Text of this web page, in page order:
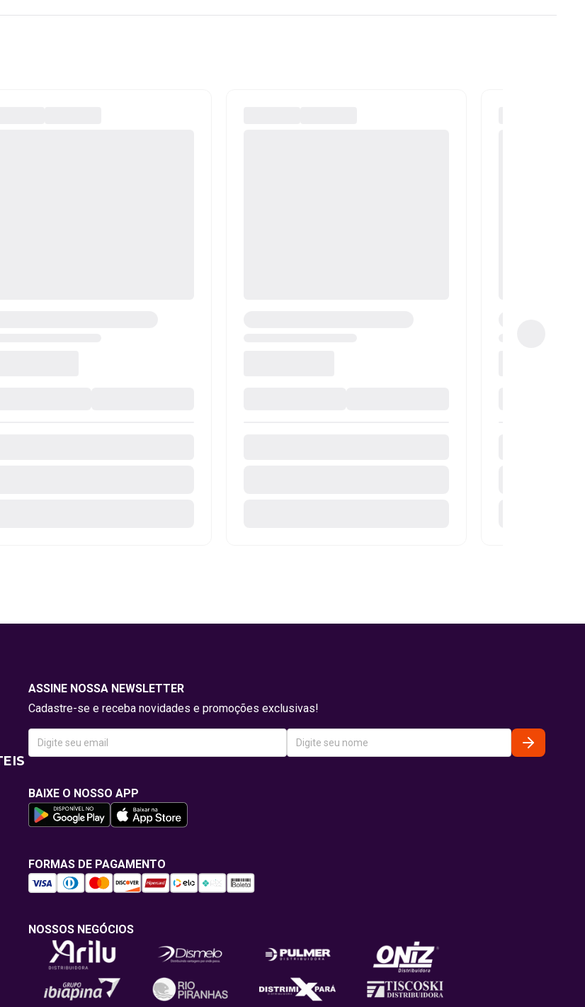
ASSINE NOSSA NEWSLETTER
Cadastre-se e receba novidades e promoções exclusivas!
BAIXE O NOSSO APP
FORMAS DE PAGAMENTO
NOSSOS NEGÓCIOS